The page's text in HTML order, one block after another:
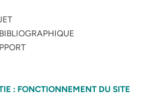
: FONCTIONNEMENT DU SITE